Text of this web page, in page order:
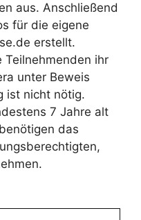
aus. Anschließend
für die eigene
erstellt.
Teilnehmenden ihr
unter Beweis
ist nicht nötig.
7 Jahre alt
das